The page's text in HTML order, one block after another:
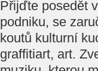
Přijďte posedět
podniku, se
koutů kulturní
graffitiart, art.